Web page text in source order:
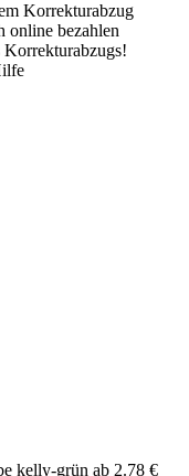
Korrekturabzug
online bezahlen
Korrekturabzugs!